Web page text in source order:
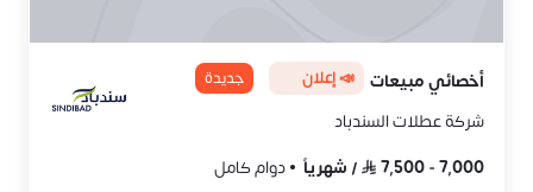
أخصائي مبيعات 📣 إعلان جديدة
شركة عطلات السندباد
7,000
-
7,500
/ شهرياً
دوام كامل